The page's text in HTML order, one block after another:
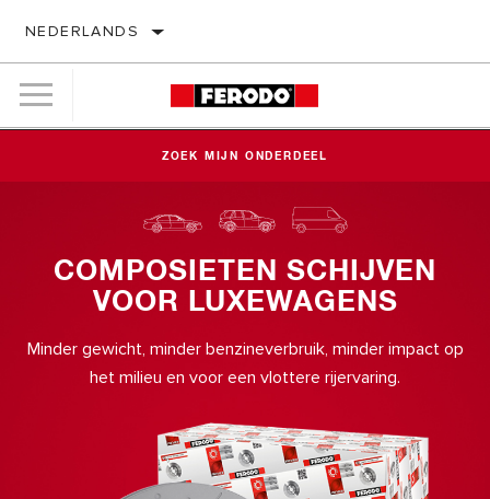
NEDERLANDS
ZOEK MIJN ONDERDEEL
COMPOSIETEN SCHIJVEN
VOOR LUXEWAGENS
Minder gewicht, minder benzineverbruik, minder impact op
het milieu en voor een vlottere rijervaring.